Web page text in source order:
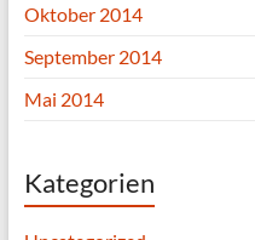
Oktober 2014
September 2014
Mai 2014
Kategorien